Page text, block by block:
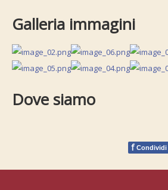
Galleria immagini
Dove siamo
f Condividi